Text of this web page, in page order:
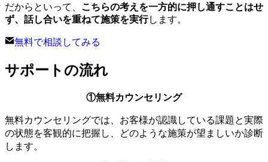
だからといって、 こちらの考えを一方的に押し通すことはせ
ず、話し合いを重ねて施策を実行します。
無料で相談してみる
サポートの流れ
①無料カウンセリング
無料カウンセリングでは、お客様が認識している課題と実際
の状態を客観的に把握し、どのような施策が望ましいか診断
します。